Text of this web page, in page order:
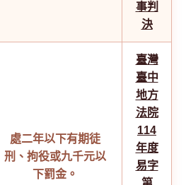
事判
決
處二年以下有期徒
刑、拘役或九千元以
下罰金。
臺灣
臺中
地方
法院
114
年度
易字